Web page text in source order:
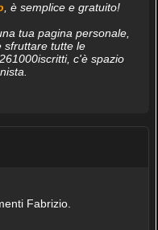
, è semplice e gratuito!
tua pagina personale,
sfruttare tutte le
c'è spazio
Fabrizio.